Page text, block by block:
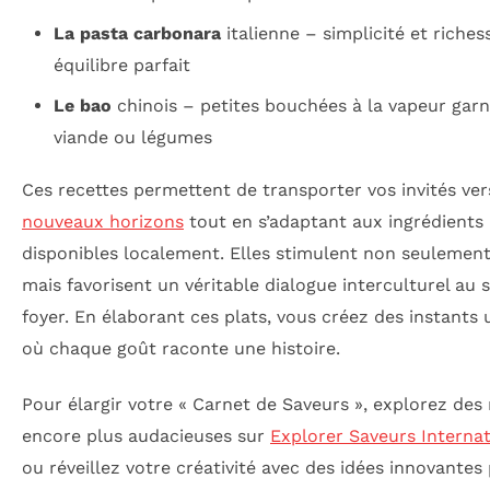
La pasta carbonaraitalienne – simplicité et
équilibre parfait
Le bao chinois – petites bouchées à la vapeur
viande ou légumes
Ces recettes permettent de transporter vos invités
nouveaux horizons tout en s’adaptant aux ingrédients
disponibles localement. Elles stimulent non
mais favorisent un véritable dialogue interculturel au
foyer. En élaborant ces plats, vous créez des instants
où chaque goût raconte une histoire.
Pour élargir votre « Carnet de Saveurs », explorez des
encore plus audacieuses sur Explorer Saveurs
ou réveillez votre créativité avec des idées innovantes